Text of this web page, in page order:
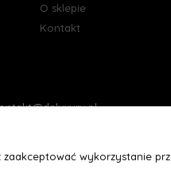
O sklepie
Kontakt
wykorzystanie